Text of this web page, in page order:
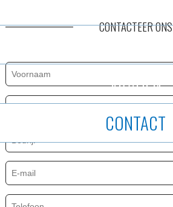
VRAGEN
CONTACT
CONTACTEER ONS